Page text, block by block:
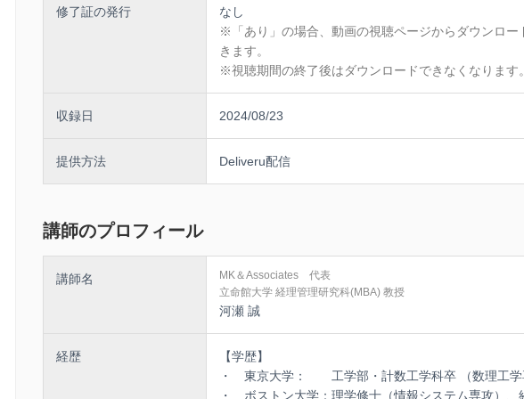
修了証の発行
なし
※「あり」の場合、動画の視聴ページからダウンロー
きます。
※視聴期間の終了後はダウンロードできなくなります。
収録日 2024/08/23
提供方法 Deliveru配信
講師のプロフィール
講師名
MK＆Associates 代表
立命館大学 経理管理研究科(MBA) 教授
河瀬 誠
経歴
【学歴】
・ 東京大学： 工学部・計数工学科卒 （数理工学
・ ボストン大学：理学修士（情報システム専攻）、